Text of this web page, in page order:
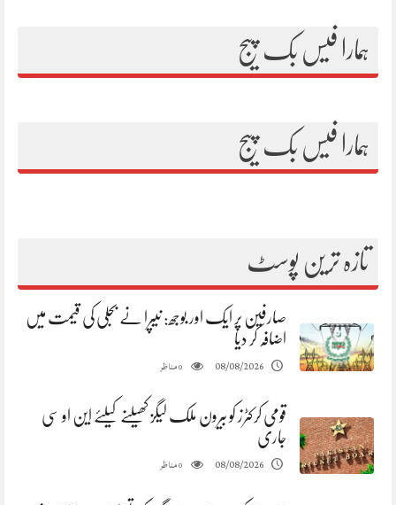
ہمارا فیس بک پیج
ہمارا فیس بک پیج
تازہ ترین پوسٹ
صارفین پر ایک اور بوجھ: نیپرا نے بجلی کی قیمت میں
اضافہ کر دیا
08/08/2026
0مناظر
قومی کرکٹرز کو بیرون ملک لیگز کھیلنے کیلئے این او سی
جاری
08/08/2026
0مناظر